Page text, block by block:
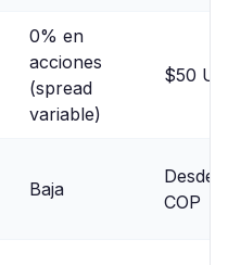
0% en
acciones
(spread
variable)
$50
Baja
Desde
COP